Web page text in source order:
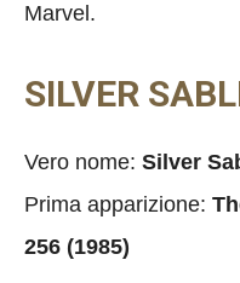
Marvel.
SILVER
Vero nome: Silver
Prima apparizione:
256 (1985)